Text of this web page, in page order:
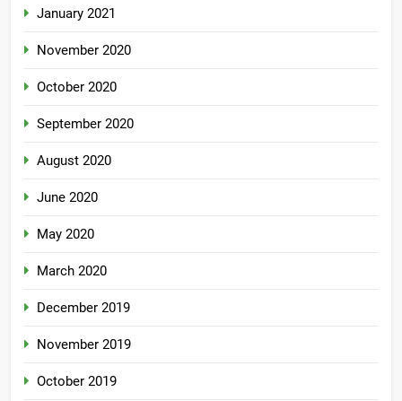
January 2021
November 2020
October 2020
September 2020
August 2020
June 2020
May 2020
March 2020
December 2019
November 2019
October 2019